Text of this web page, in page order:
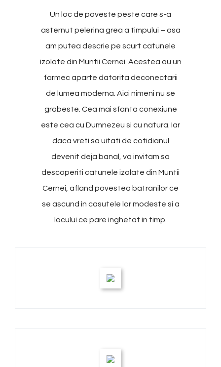
Un loc de poveste peste care s-a
asternut pelerina grea a timpului – asa
am putea descrie pe scurt catunele
izolate din Muntii Cernei. Acestea au un
farmec aparte datorita deconectarii
de lumea moderna. Aici nimeni nu se
grabeste. Cea mai sfanta conexiune
este cea cu Dumnezeu si cu natura. Iar
daca vreti sa uitati de cotidianul
devenit deja banal, va invitam sa
descoperiti catunele izolate din Muntii
Cernei, afland povestea batranilor ce
se ascund in casutele lor modeste si a
locului ce pare inghetat in timp.